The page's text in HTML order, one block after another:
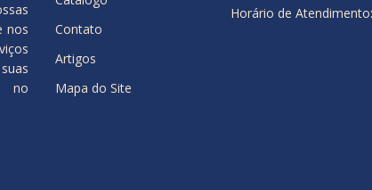
nos
no
Contato
Artigos
Mapa do Site
Horário de Atendimento